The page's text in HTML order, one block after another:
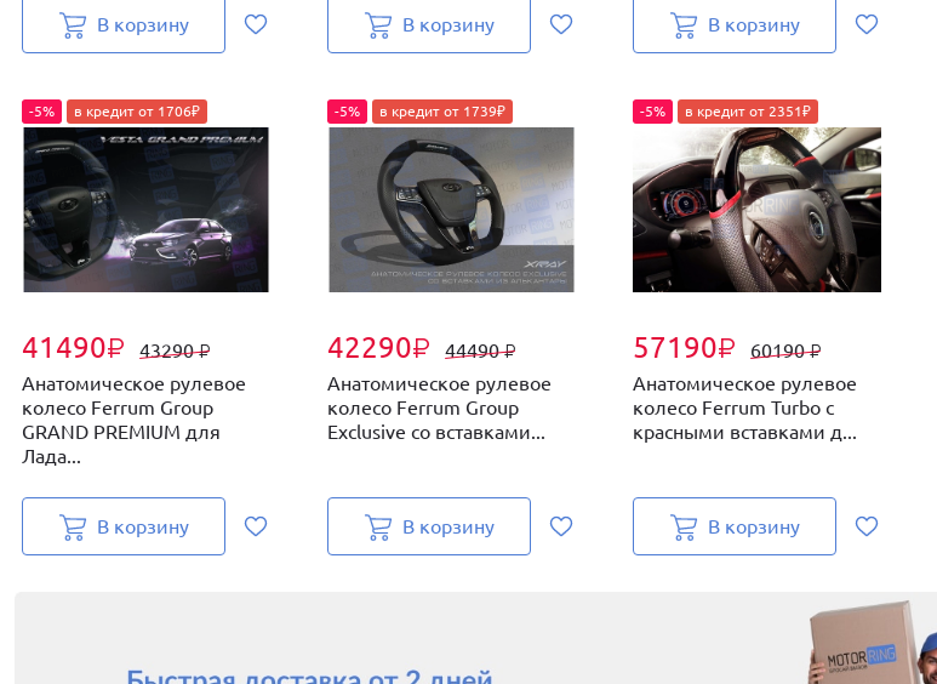
В корзину В корзину В корзину
41490₽ 43290₽
-5% в кредит от 1706₽
Анатомическое рулевое
колесо Ferrum Group
GRAND PREMIUM для
Лада...
В корзину
42290₽ 44490₽
-5% в кредит от 1739₽
Анатомическое рулевое
колесо Ferrum Group
Exclusive со вставками...
В корзину
57190₽ 60190₽
-5% в кредит от 2351₽
Анатомическое рулевое
колесо Ferrum Turbo с
красными вставками д...
В корзину